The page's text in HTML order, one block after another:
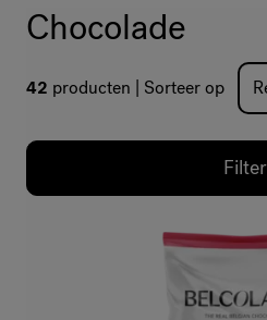
Chocolade
42 producten Sorteer op
Filter